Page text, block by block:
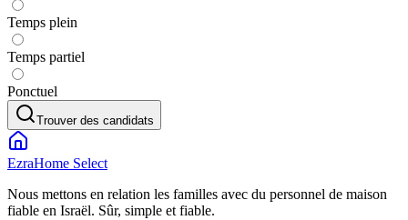
Temps plein
Temps partiel
Ponctuel
Trouver des candidats
EzraHome Select
Nous mettons en relation les familles avec du personnel de maison
fiable en Israël. Sûr, simple et fiable.